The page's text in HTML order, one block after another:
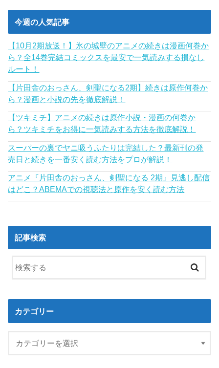
今週の人気記事
【10月2期放送！】氷の城壁のアニメの続きは漫画何巻か
ら？全14巻完結コミックスを最安で一気読みする損なし
ルート！
【片田舎のおっさん、剣聖になる2期】続きは原作何巻か
ら？漫画と小説の先を徹底解説！
【ツキミチ】アニメの続きは原作小説・漫画の何巻か
ら？ツキミチをお得に一気読みする方法を徹底解説！
スーパーの裏でヤニ吸うふたりは完結した？最新刊の発
売日と続きを一番安く読む方法をプロが解説！
アニメ『片田舎のおっさん、剣聖になる 2期』見逃し配信
はどこ？ABEMAでの視聴法と原作を安く読む方法
記事検索
カテゴリー